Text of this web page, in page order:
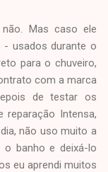
Mas caso ele
usados durante o
para o chuveiro,
com a marca
de testar os
reparação Intensa,
não uso muito a
o banho e deixá-lo
eu aprendi muitos